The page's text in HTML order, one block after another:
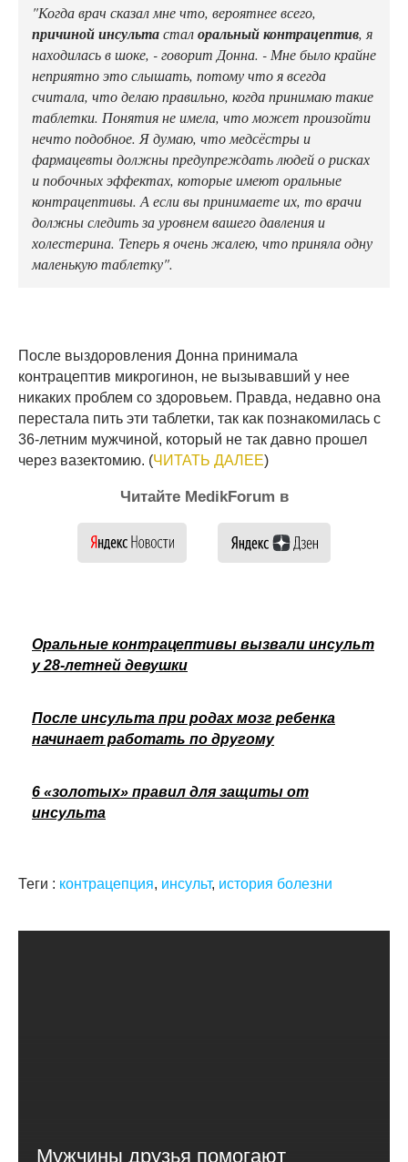
"Когда врач сказал мне что, вероятнее всего,
причинойинсультасталоральный контрацептив, я
находилась в шоке, - говорит Донна. - Мне было крайне
неприятно это слышать, потому что я всегда
считала, что делаю правильно, когда принимаю такие
таблетки. Понятия не имела, что может произойти
нечто подобное. Я думаю, что медсёстры и
фармацевты должны предупреждать людей о рисках
и побочных эффектах, которые имеют оральные
контрацептивы. А если вы принимаете их, то врачи
должны следить за уровнем вашего давления и
холестерина. Теперь я очень жалею, что приняла одну
маленькую таблетку".
После выздоровления Донна принимала
контрацептив микрогинон, не вызывавший у нее
никаких проблем со здоровьем. Правда, недавно она
перестала пить эти таблетки, так как познакомилась с
36-летним мужчиной, который не так давно прошел
через вазектомию. (ЧИТАТЬ ДАЛЕЕ)
Читайте MedikForum в
Оральные контрацептивы вызвали инсульт
у 28-летней девушки
После инсульта при родах мозг ребенка
начинает работать по другому
6 «золотых» правил для защиты от
инсульта
Теги : контрацепция, инсульт, история болезни
Мужчины друзья помогают